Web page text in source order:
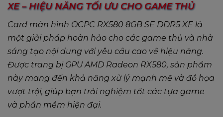
XE – HIỆU NĂNG TỐI ƯU CHO GAME THỦ
Card màn hình OCPC RX580 8GB SE DDR5 XE là
một giải pháp hoàn hảo cho các game thủ và nhà
sáng tạo nội dung với yêu cầu cao về hiệu năng.
Được trang bị GPU AMD Radeon RX580, sản phẩm
này mang đến khả năng xử lý mạnh mẽ và đồ họa
vượt trội, giúp bạn trải nghiệm tốt các tựa game
và phần mềm hiện đại.